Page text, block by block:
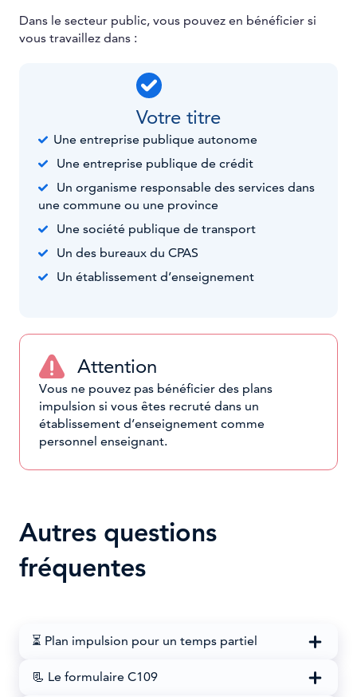
Dans le secteur public, vous pouvez en bénéficier si
vous travaillez dans :
Votre titre
Une entreprise publique autonome
Une entreprise publique de crédit
Un organisme responsable des services dans
une commune ou une province
Une société publique de transport
Un des bureaux du CPAS
Un établissement d’enseignement
Attention
Vous ne pouvez pas bénéficier des plans
impulsion si vous êtes recruté dans un
établissement d’enseignement comme
personnel enseignant.
Autres questions
fréquentes
⏳ Plan impulsion pour un temps partiel
📃 Le formulaire C109